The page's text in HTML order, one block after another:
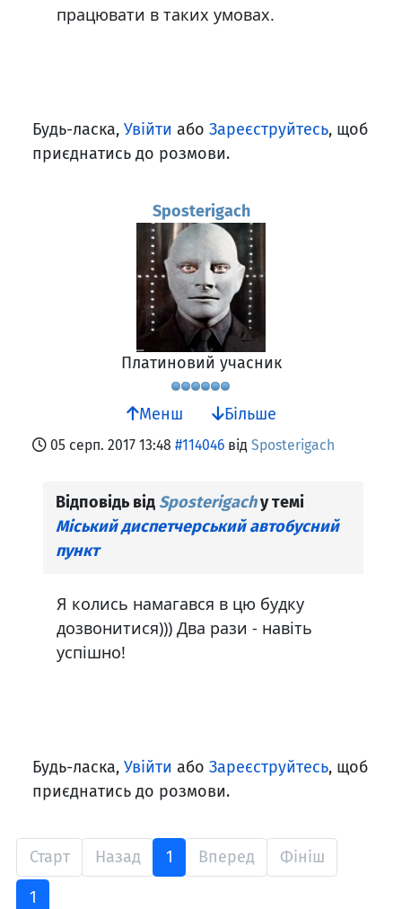
працювати в таких умовах.
Будь-ласка, Увійти або Зареєструйтесь, щоб
приєднатись до розмови.
Sposterigach
Платиновий учасник
Менш Більше
05 серп. 2017 13:48 #114046 від Sposterigach
Відповідь відSposterigachу темі
Міський диспетчерський автобусний
пункт
Я колись намагався в цю будку
дозвонитися))) Два рази - навіть
успішно!
Будь-ласка, Увійти або Зареєструйтесь, щоб
приєднатись до розмови.
Старт Назад 1 Вперед Фініш
1